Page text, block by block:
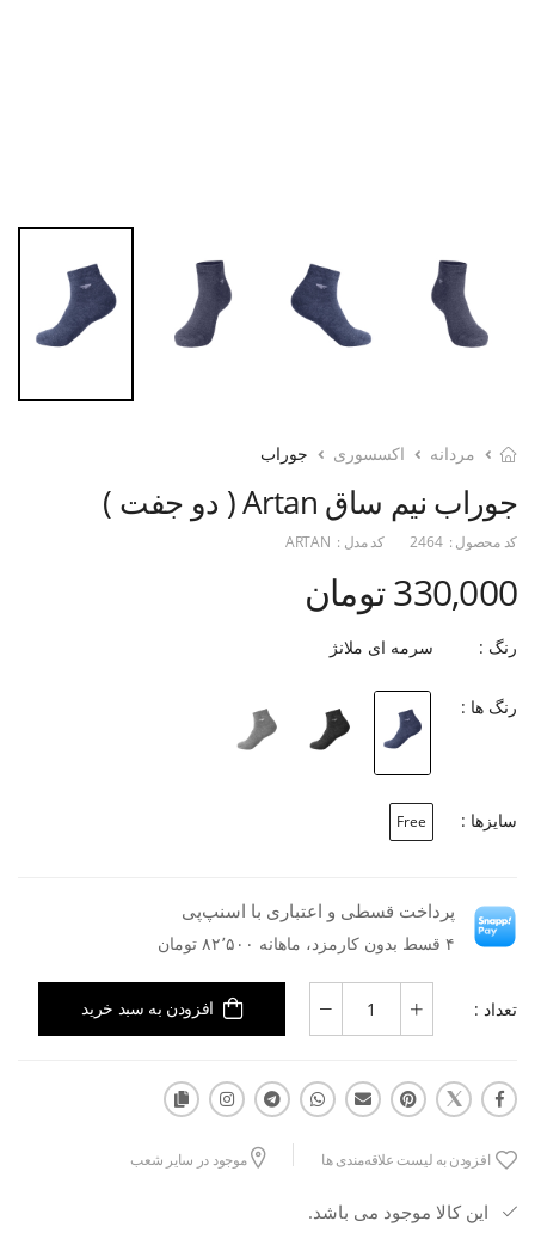
مردانه اکسسوری جوراب
جوراب نیم ساق Artan ( دو جفت )
کد محصول : 2464 کد مدل : ARTAN
330,000 تومان
رنگ : سرمه ای ملانژ
رنگ ها :
سایزها : Free
پرداخت قسطی و اعتباری با اسنپ‌پی
۴ قسط بدون کارمزد، ماهانه ۸۲٬۵۰۰ تومان
تعداد : افزودن به سبد خرید
افزودن به لیست علاقه‌مندی ها موجود در سایر شعب
این کالا موجود می باشد.